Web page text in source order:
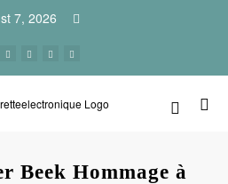
7, 2026
Beek Hommage à